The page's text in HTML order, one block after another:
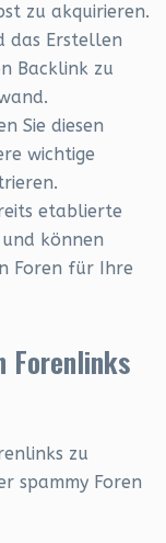
zu akquirieren.
das Erstellen
Backlink zu
Sie diesen
wichtige
etablierte
und können
Foren für Ihre
Forenlinks
zu
spammy Foren